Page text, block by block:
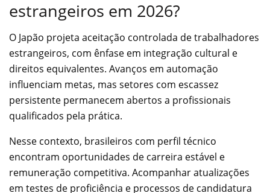
estrangeiros em 2026?
O Japão projeta aceitação controlada de trabalhadores
estrangeiros, com ênfase em integração cultural e
direitos equivalentes. Avanços em automação
influenciam metas, mas setores com escassez
persistente permanecem abertos a profissionais
qualificados pela prática.
Nesse contexto, brasileiros com perfil técnico
encontram oportunidades de carreira estável e
remuneração competitiva. Acompanhar atualizações
em testes de proficiência e processos de candidatura